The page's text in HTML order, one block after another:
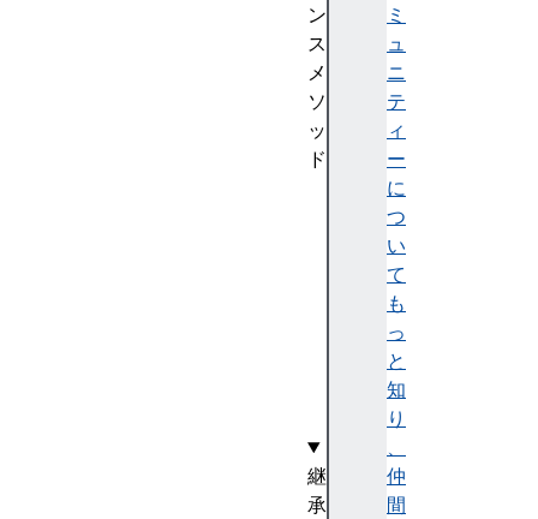
ミ
ュ
ニ
テ
ィ
ー
に
つ
い
て
も
っ
と
知
り
、
仲
間
ン
ス
メ
ソ
ッ
ド
継
承